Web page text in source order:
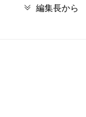
編集長から